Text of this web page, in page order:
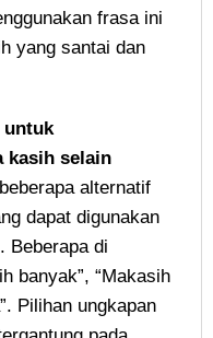
frasa ini
yang santai dan
untuk
kasih selain
alternatif
dapat digunakan
Beberapa di
banyak”, “Makasih
Pilihan ungkapan